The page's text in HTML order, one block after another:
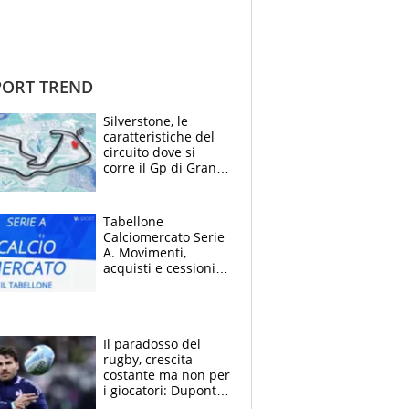
TREND
Silverstone, le
caratteristiche del
circuito dove si
corre il Gp di Gran
Tabellone
Calciomercato Serie
A. Movimenti,
acquisti e cessioni:
Il paradosso del
rugby, crescita
costante ma non per
i giocatori: Dupont